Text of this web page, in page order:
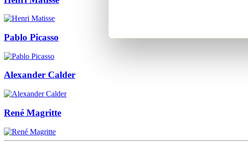
Pablo Picasso
Alexander Calder
René Magritte